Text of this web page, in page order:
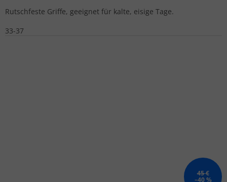
Rutschfeste Griffe, geeignet für kalte, eisige Tage.
33-37
45 €
–40 %